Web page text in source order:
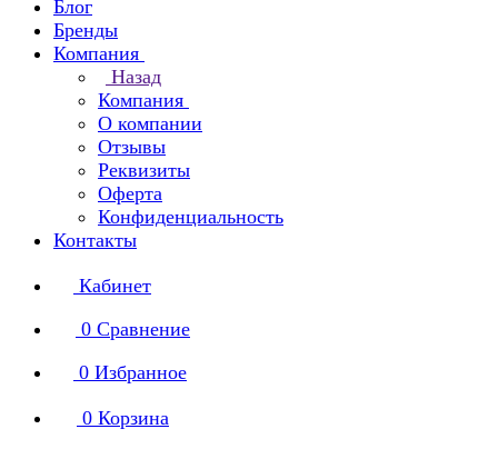
Блог
Бренды
Компания
Назад
Компания
О компании
Отзывы
Реквизиты
Оферта
Конфиденциальность
Контакты
Кабинет
0 Сравнение
0 Избранное
0 Корзина